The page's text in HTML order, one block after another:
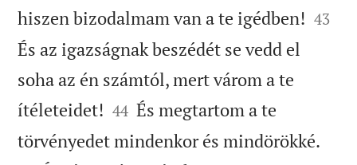
hiszen bizodalmam van a te igédben! 

43
És az igazságnak beszédét se vedd el
soha az én számtól, mert várom a te
ítéleteidet! 

44 És megtartom a te
törvényedet mindenkor és mindörökké.